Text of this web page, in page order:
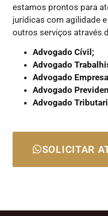
estamos prontos para
jurídicas com agilidade
outros serviços através
Advogado Cívil;
Advogado
Advogado
Advogado
Advogado
SOLICITAR